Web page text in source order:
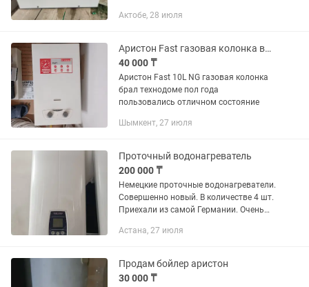
Корпус выполнен из кислотостойкой
выполнены...
Актобе, 28 июля
Аристон Fast газовая колонка водонагреватель
40 000 ₸
Аристон Fast 10L NG газовая колонка
брал технодоме пол года
пользовались отличном состояние
Шымкент, 27 июля
Проточный водонагреватель
200 000 ₸
Немецкие проточные водонагреватели.
Совершенно новый. В количестве 4 шт.
Приехали из самой Германии. Очень
годы. На 380,420,ВТ.
Астана, 27 июля
Продам бойлер аристон
30 000 ₸